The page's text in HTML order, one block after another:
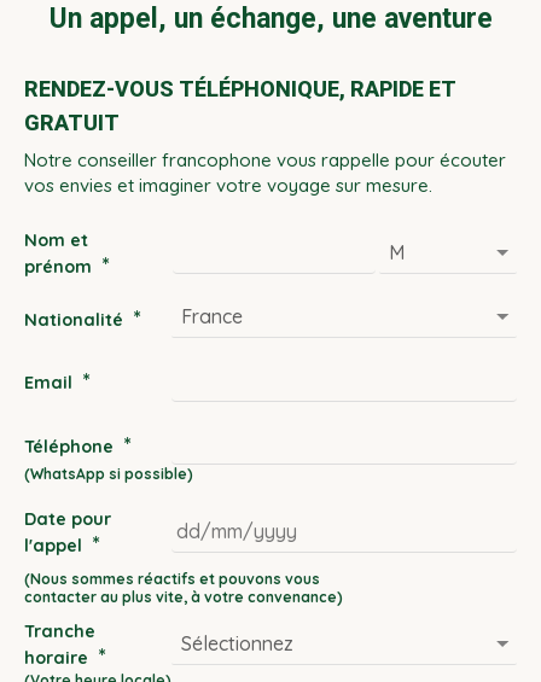
Un appel, un échange, une aventure
RENDEZ-VOUS TÉLÉPHONIQUE, RAPIDE ET
GRATUIT
Notre conseiller francophone vous rappelle pour écouter
vos envies et imaginer votre voyage sur mesure.
Nom et
prénom *
Nationalité *
Email *
Téléphone *
Date pour
l'appel *
DD
slash
MM
slash
Tranche
horaire *